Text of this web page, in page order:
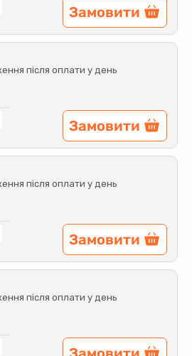
Замовити
після оплати у день
Замовити
після оплати у день
Замовити
після оплати у день